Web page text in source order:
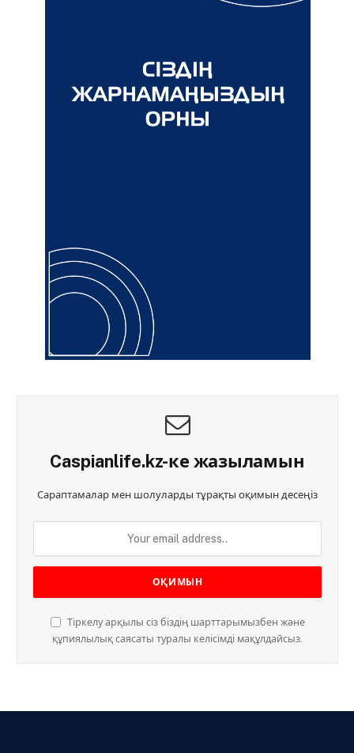
Caspianlife.kz-ке жазыламын
Сараптамалар мен шолуларды тұрақты оқимын десеңіз
Тіркелу арқылы сіз біздің шарттарымызбен және
құпиялылық саясаты туралы келісімді мақұлдайсыз.